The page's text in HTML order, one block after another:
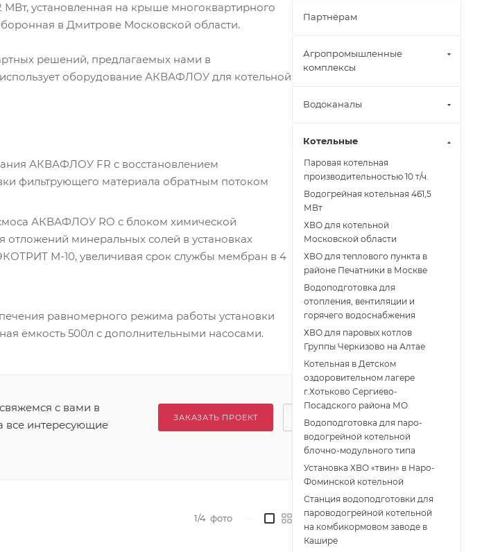
установленная на крыше многоквартирного
в Дмитрове Московской области.
решений, предлагаемых нами в
оборудование АКВАФЛОУ для котельной
АКВАФЛОУ FR с восстановлением
фильтрующего материала обратным потоком
АКВАФЛОУ RO с блоком химической
минеральных солей в установках
М-10, увеличивая срок службы мембран в 4
равномерного режима работы установки
ёмкость 500л с дополнительными насосами.
с вами в
все интересующие
ЗАКАЗАТЬ ПРОЕКТ
1/4 фото
Партнёрам
Агропромышленные
комплексы
Водоканалы
Котельные
Паровая котельная
производительностью 10 т/ч.
Водогрейная котельная 461,5
МВт
ХВО для котельной
Московской области
ХВО для теплового пункта в
районе Печатники в Москве
Водоподготовка для
отопления, вентиляции и
горячего водоснабжения
ХВО для паровых котлов
Группы Черкизово на Алтае
Котельная в Детском
оздоровительном лагере
г.Хотьково Сергиево-
Посадского района МО
Водоподготовка для паро-
водогрейной котельной
блочно-модульного типа
Установка ХВО «твин» в Наро-
Фоминской котельной
Станция водоподготовки для
пароводогрейной котельной
на комбикормовом заводе в
Кашире